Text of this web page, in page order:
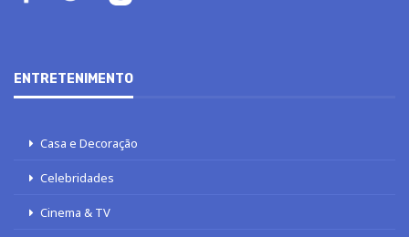
ENTRETENIMENTO
Casa e Decoração
Celebridades
Cinema & TV